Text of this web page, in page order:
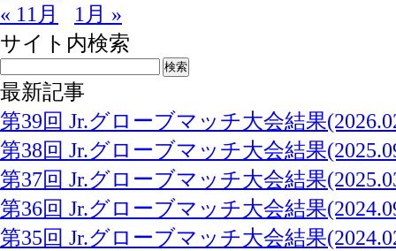
« 11月
1月 »
サイト内検索
最新記事
第39回 Jr.グローブマッチ大会結果
第38回 Jr.グローブマッチ大会結果
第37回 Jr.グローブマッチ大会結果
第36回 Jr.グローブマッチ大会結果
第35回 Jr.グローブマッチ大会結果